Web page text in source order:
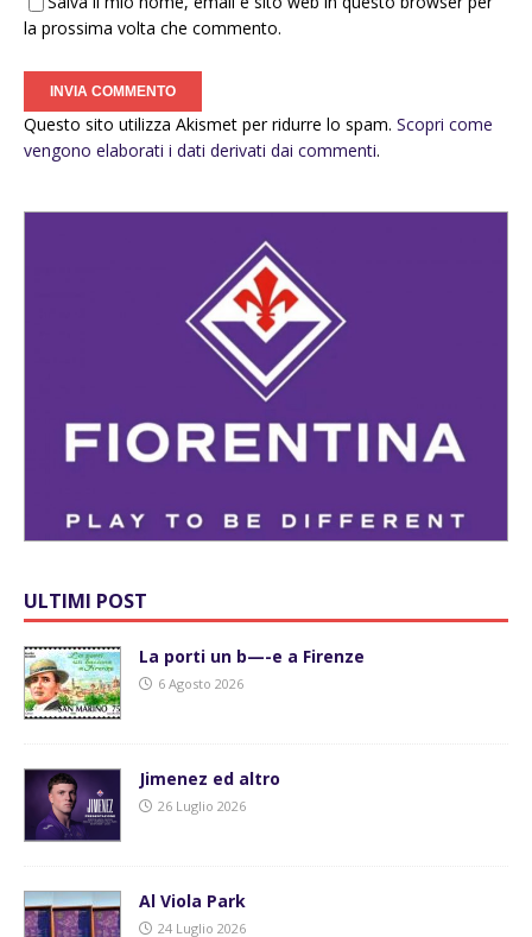
la prossima volta che commento.
Questo sito utilizza Akismet per ridurre lo spam. Scopri come
vengono elaborati i dati derivati dai commenti.
ULTIMI POST
La porti un b—-e a Firenze
6 Agosto 2026
Jimenez ed altro
26 Luglio 2026
Al Viola Park
24 Luglio 2026